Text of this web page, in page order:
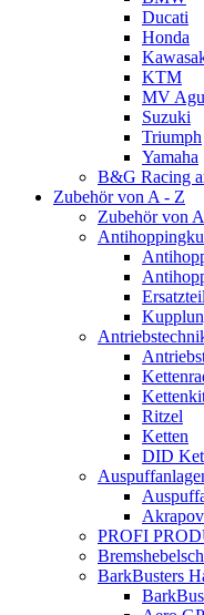
Ducati
Honda
KTM
MV
Suzuki
Triumph
Yamaha
B&G Racing
Zubehör von A - Z
Zubehör von
Ritzel
Ketten
DID
PROFI
BarkBusters